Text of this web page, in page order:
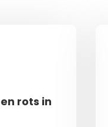
rots in